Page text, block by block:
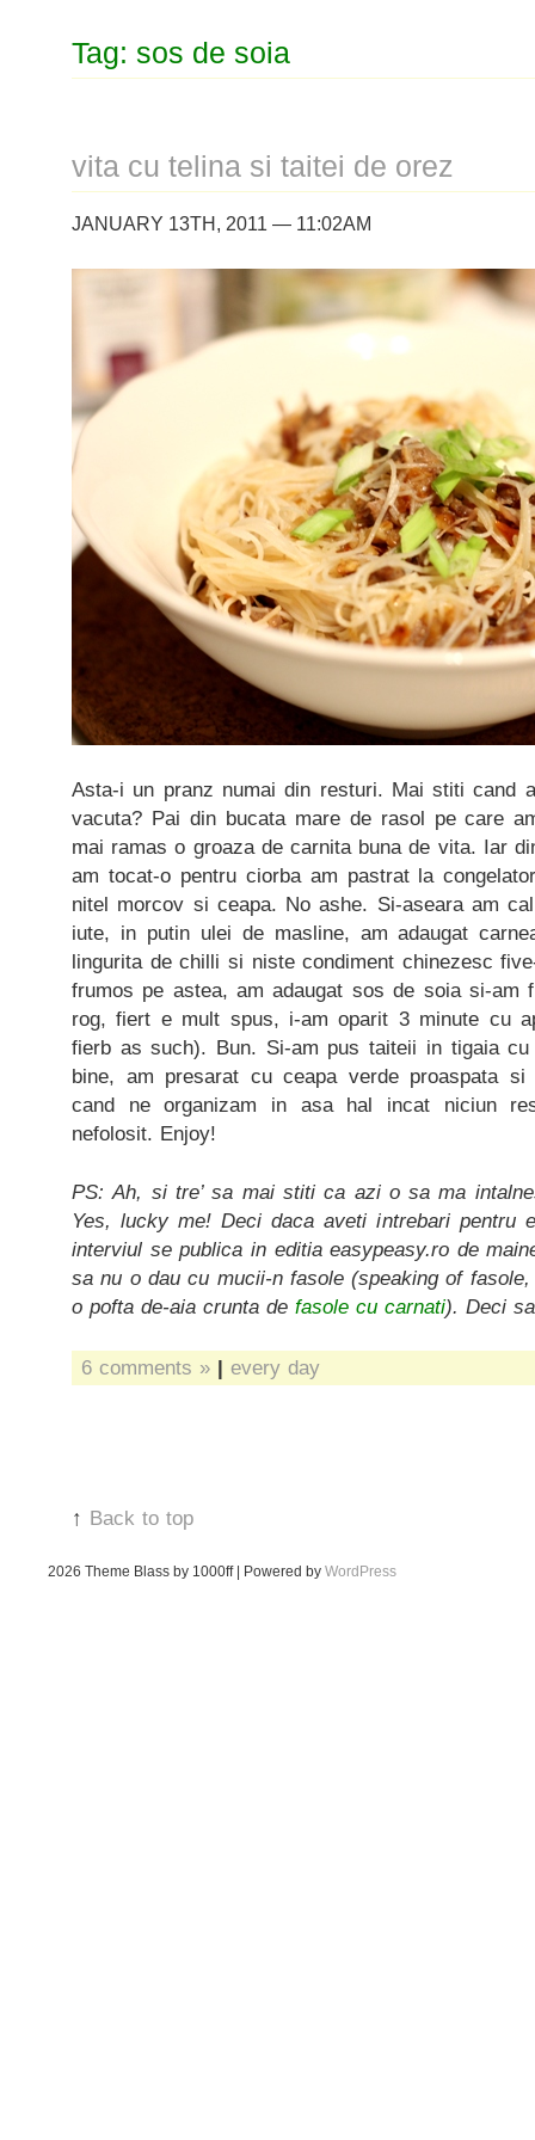
Tag: sos de soia
vita cu telina si taitei de orez
JANUARY 13TH, 2011 — 11:02AM
Asta-i un pranz numai din resturi. Mai stiti cand
vacuta? Pai din bucata mare de rasol pe care
mai ramas o groaza de carnita buna de vita. Iar
am tocat-o pentru ciorba am pastrat la
nitel morcov si ceapa. No ashe. Si-aseara am
iute, in putin ulei de masline, am adaugat
lingurita de chilli si niste condiment chinezesc
frumos pe astea, am adaugat sos de soia si-am
rog, fiert e mult spus, i-am oparit 3 minute cu
fierb as such). Bun. Si-am pus taiteii in tigaia
bine, am presarat cu ceapa verde proaspata
cand ne organizam in asa hal incat niciun
nefolosit. Enjoy!
PS: Ah, si tre’ sa mai stiti ca azi o sa ma
Yes, lucky me! Deci daca aveti intrebari pentru
interviul se publica in editia easypeasy.ro de
sa nu o dau cu mucii-n fasole (speaking of
o pofta de-aia crunta de fasole cu carnati). Deci
6 comments » | every day
↑ Back to top
2026 Theme Blass by 1000ff | Powered by WordPress